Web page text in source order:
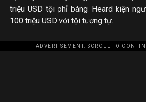
triệu USD tội phỉ báng. Heard kiện
100 triệu USD với tội tương tự.
ADVERTISEMENT. SCROLL TO